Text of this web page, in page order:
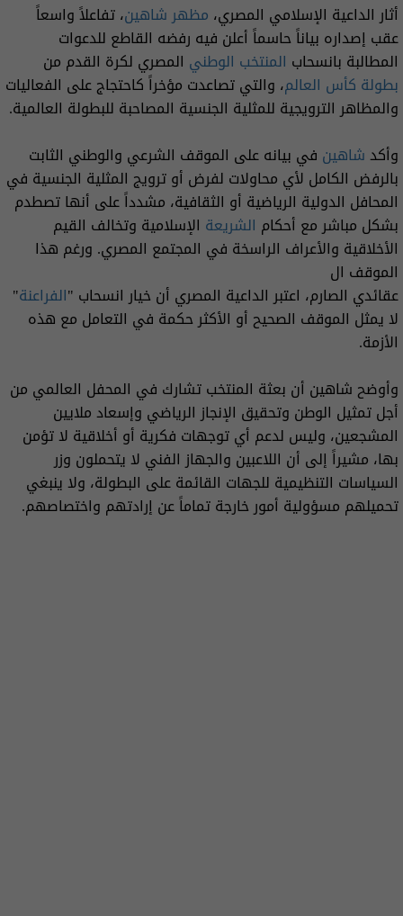
أثار الداعية الإسلامي المصري، مظهر شاهين، تفاعلاً واسعاً
عقب إصداره بياناً حاسماً أعلن فيه رفضه القاطع للدعوات
المطالبة بانسحاب المنتخب الوطني المصري لكرة القدم من
بطولة كأس العالم، والتي تصاعدت مؤخراً كاحتجاج على الفعاليات
والمظاهر الترويجية للمثلية الجنسية المصاحبة للبطولة العالمية.
وأكدشاهين في بيانه على الموقف الشرعي والوطني الثابت
بالرفض الكامل لأي محاولات لفرض أو ترويج المثلية الجنسية في
المحافل الدولية الرياضية أو الثقافية، مشدداً على أنها تصطدم
بشكل مباشر مع أحكام الشريعة الإسلامية وتخالف القيم
الأخلاقية والأعراف الراسخة في المجتمع المصري. ورغم هذا
الموقف ال
عقائدي الصارم، اعتبر الداعية المصري أن خيار انسحاب "الفراعنة"
لا يمثل الموقف الصحيح أو الأكثر حكمة في التعامل مع هذه
الأزمة.
وأوضح شاهين أن بعثة المنتخب تشارك في المحفل العالمي من
أجل تمثيل الوطن وتحقيق الإنجاز الرياضي وإسعاد ملايين
المشجعين، وليس لدعم أي توجهات فكرية أو أخلاقية لا تؤمن
بها، مشيراً إلى أن اللاعبين والجهاز الفني لا يتحملون وزر
السياسات التنظيمية للجهات القائمة على البطولة، ولا ينبغي
تحميلهم مسؤولية أمور خارجة تماماً عن إرادتهم واختصاصهم.